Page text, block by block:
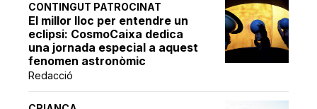
CONTINGUT PATROCINAT
El millor lloc per entendre un
eclipsi: CosmoCaixa dedica
una jornada especial a aquest
fenomen astronòmic
Redacció